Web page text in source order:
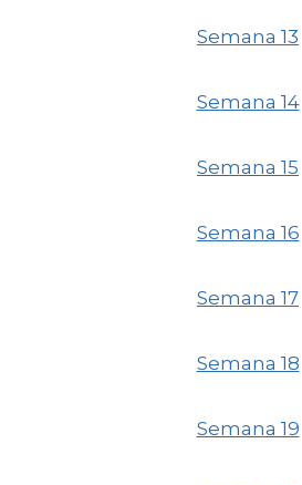
Semana 13
Semana 14
Semana 15
Semana 16
Semana 17
Semana 18
Semana 19